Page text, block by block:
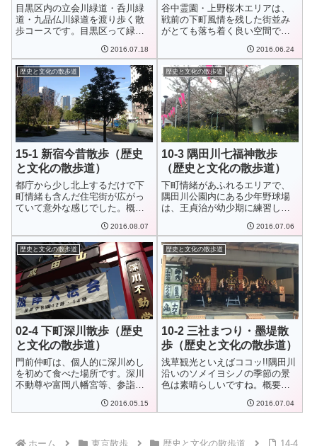
目黒区内の立会川緑道・呑川緑
道・九品仏川緑道を渡り歩く散
歩コースです。目黒区って緑が
2016.07.18
谷中霊園・上野桜木エリアは、
戦前の下町風情を残した街並み
がとても落ち着く良い空間でし
2016.06.24
歴史と文化の散歩道
15-1 新宿今昔散歩（歴史
と文化の散歩道）
都庁から少し北上するだけで下
町情緒も含んだ住宅街が広がっ
ていて意外な感じでした。概要
2016.08.07
歴史と文化の散歩道
10-3 隅田川七福神散歩
（歴史と文化の散歩道）
下町情緒があふれるエリアで、
隅田川公園内にある少年野球場
は、王貞治が幼少期に練習して
2016.07.06
歴史と文化の散歩道
02-4 下町深川散歩（歴史
と文化の散歩道）
門前仲町は、個人的に深川めし
を初めて食べた場所です。深川
不動尊や富岡八幡宮等、参詣者
2016.05.15
歴史と文化の散歩道
10-2 三社まつり・墨堤散
歩（歴史と文化の散歩道）
浅草観光といえばココッ!!隅田川
沿いのソメイヨシノの季節の景
色は素晴らしいですね。概要雷
2016.07.04
ホーム 東京散歩 歴史と文化の散歩道 14-4